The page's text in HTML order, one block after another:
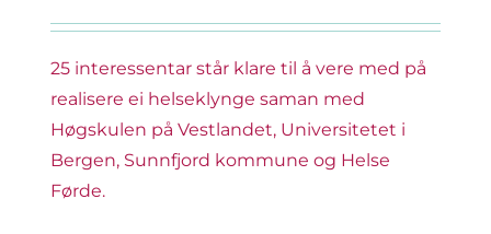
25 interessentar står klare til å vere med på
realisere ei helseklynge saman med
Høgskulen på Vestlandet, Universitetet i
Bergen, Sunnfjord kommune og Helse
Førde.